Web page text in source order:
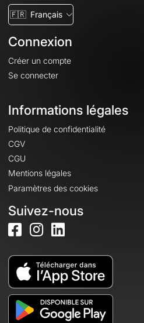
🇫🇷 Français
Connexion
Créer un compte
Se connecter
Informations légales
Politique de confidentialité
CGV
CGU
Mentions légales
Paramètres des cookies
Suivez-nous